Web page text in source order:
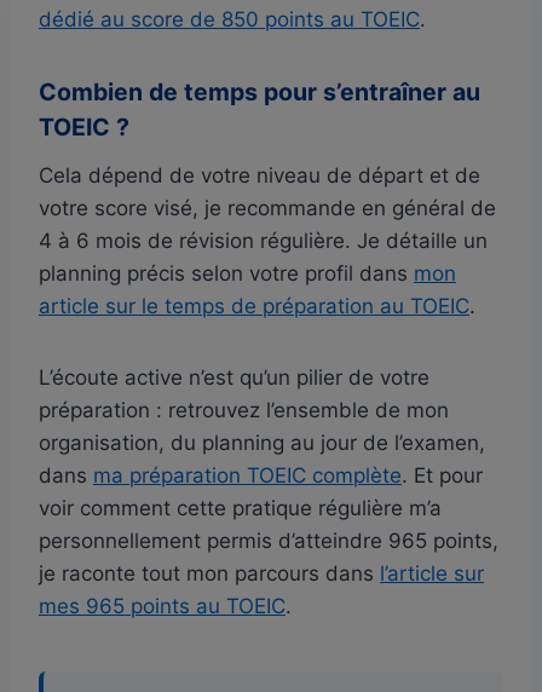
dédié au score de 850 points au TOEIC.
Combien de temps pour s’entraîner au
TOEIC ?
Cela dépend de votre niveau de départ et de
votre score visé, je recommande en général de
4 à 6 mois de révision régulière. Je détaille un
planning précis selon votre profil dans mon
article sur le temps de préparation au TOEIC.
L’écoute active n’est qu’un pilier de votre
préparation : retrouvez l’ensemble de mon
organisation, du planning au jour de l’examen,
dans ma préparation TOEIC complète. Et pour
voir comment cette pratique régulière m’a
personnellement permis d’atteindre 965 points,
je raconte tout mon parcours dans l’article sur
mes 965 points au TOEIC.